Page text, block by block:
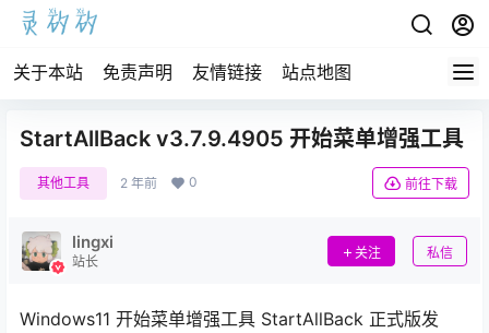
关于本站 免责声明 友情链接 站点地图
StartAllBack v3.7.9.4905 开始菜单增强工具
其他工具 2 年前 0 前往下载
lingxi
站长
关注 私信
Windows11 开始菜单增强工具 StartAllBack 正式版发